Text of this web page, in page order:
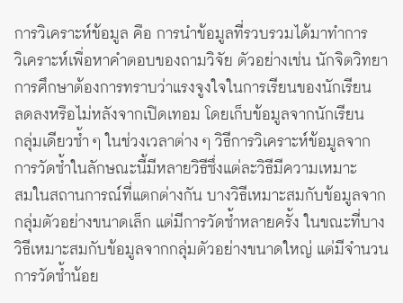
การวิเคราะห์ข้อมูล คือ การนำข้อมูลที่รวบรวมได้มาทำการ
วิเคราะห์เพื่อหาคำตอบของถามวิจัย ตัวอย่างเช่น นักจิตวิทยา
การศึกษาต้องการทราบว่าแรงจูงใจในการเรียนของนักเรียน
ลดลงหรือไม่หลังจากเปิดเทอม โดยเก็บข้อมูลจากนักเรียน
กลุ่มเดียวซ้ำ ๆ ในช่วงเวลาต่าง ๆ วิธีการวิเคราะห์ข้อมูลจาก
การวัดซ้ำในลักษณะนี้มีหลายวิธีซึ่งแต่ละวิธีมีความเหมาะ
สมในสถานการณ์ที่แตกต่างกัน บางวิธีเหมาะสมกับข้อมูลจาก
กลุ่มตัวอย่างขนาดเล็ก แต่มีการวัดซ้ำหลายครั้ง ในขณะที่บาง
วิธีเหมาะสมกับข้อมูลจากกลุ่มตัวอย่างขนาดใหญ่ แต่มีจำนวน
การวัดซ้ำน้อย